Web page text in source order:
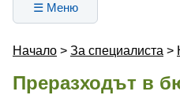
☰ Меню
Начало > За специалиста >
Преразходът в